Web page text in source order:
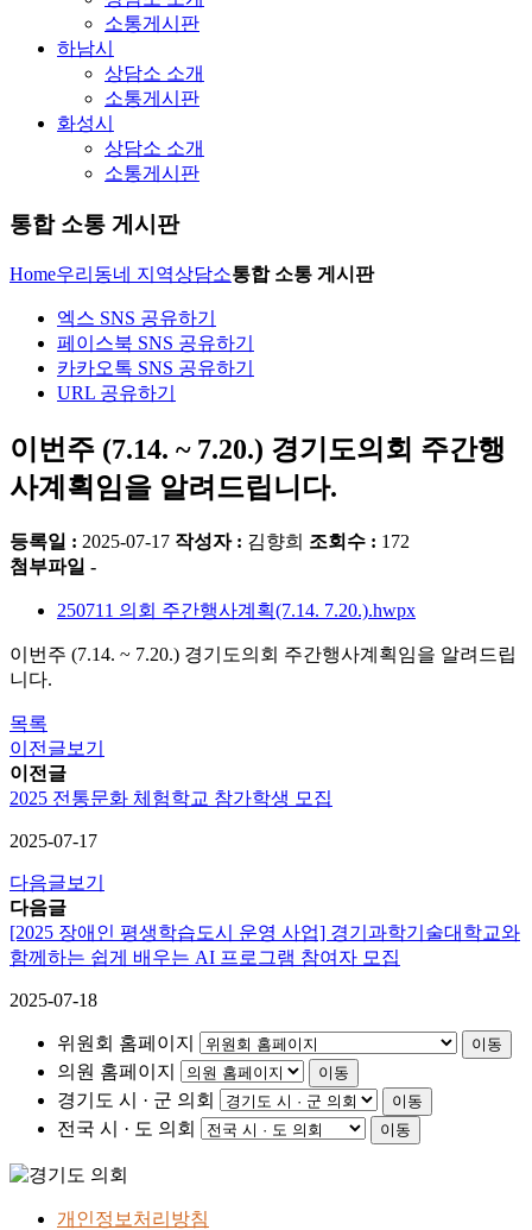
소통게시판
하남시
상담소 소개
소통게시판
화성시
상담소 소개
소통게시판
통합 소통 게시판
Home우리동네 지역상담소통합 소통 게시판
엑스 SNS 공유하기
페이스북 SNS 공유하기
카카오톡 SNS 공유하기
URL 공유하기
이번주 (7.14. ~ 7.20.) 경기도의회 주간행
사계획임을 알려드립니다.
등록일 : 2025-07-17 작성자 : 김향희 조회수 : 172
첨부파일 -
250711 의회 주간행사계획(7.14. 7.20.).hwpx
이번주 (7.14. ~ 7.20.) 경기도의회 주간행사계획임을 알려드립
니다.
목록
이전글보기
이전글
2025 전통문화 체험학교 참가학생 모집
2025-07-17
다음글보기
다음글
[2025 장애인 평생학습도시 운영 사업] 경기과학기술대학교와
함께하는 쉽게 배우는 AI 프로그램 참여자 모집
2025-07-18
위원회 홈페이지 이동
의원 홈페이지 이동
경기도 시 · 군 의회 이동
전국 시 · 도 의회 이동
개인정보처리방침